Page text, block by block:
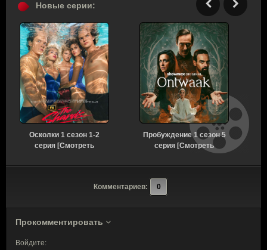
Новые серии:
Осколки 1 сезон 1-2
серия [Смотреть
Пробуждение 1 сезон 5
серия [Смотреть
Комментариев: 0
Прокомментировать
Войдите: